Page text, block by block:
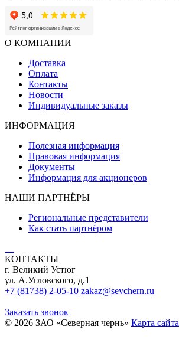
О КОМПАНИИ
Доставка
Оплата
Контакты
Новости
Индивидуальные заказы
ИНФОРМАЦИЯ
Полезная информация
Правовая информация
Документы
Информация для акционеров
НАШИ ПАРТНЁРЫ
Региональные представители
Как стать партнёром
КОНТАКТЫ
г. Великий Устюг
ул. А.Угловского, д.1
+7 (81738) 2-05-10 zakaz@sevchern.ru
Заказать звонок
© 2026 ЗАО «Северная чернь» Карта сайта